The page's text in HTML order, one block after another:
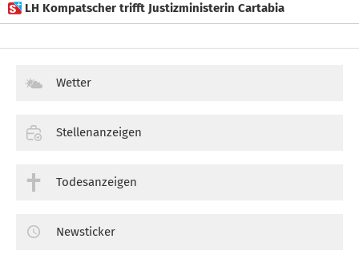
 LH Kompatscher trifft Justizministerin Cartabia
Wetter
Stellenanzeigen
Todesanzeigen
Newsticker